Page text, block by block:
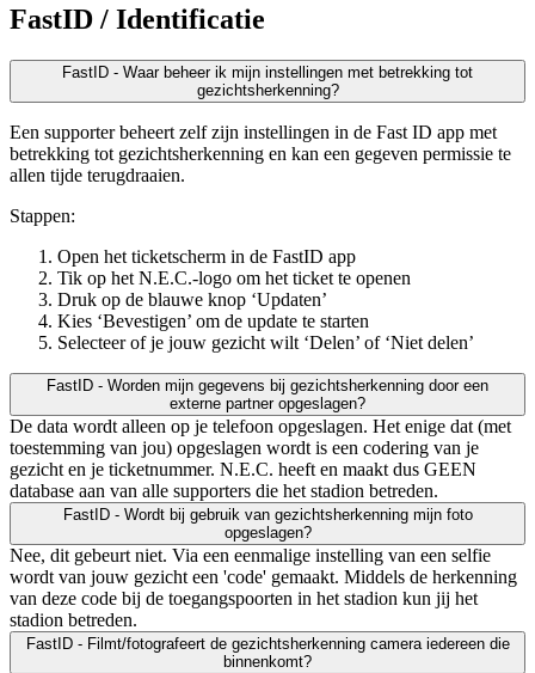
FastID / Identificatie
FastID - Waar beheer ik mijn instellingen met betrekking tot
gezichtsherkenning?
Een supporter beheert zelf zijn instellingen in de Fast ID app met
betrekking tot gezichtsherkenning en kan een gegeven permissie te
allen tijde terugdraaien.
Stappen:
Open het ticketscherm in de FastID app
Tik op het N.E.C.-logo om het ticket te openen
Druk op de blauwe knop ‘Updaten’
Kies ‘Bevestigen’ om de update te starten
Selecteer of je jouw gezicht wilt ‘Delen’ of ‘Niet delen’
FastID - Worden mijn gegevens bij gezichtsherkenning door een
externe partner opgeslagen?
De data wordt alleen op je telefoon opgeslagen. Het enige dat (met
toestemming van jou) opgeslagen wordt is een codering van je
gezicht en je ticketnummer. N.E.C. heeft en maakt dus GEEN
database aan van alle supporters die het stadion betreden.
FastID - Wordt bij gebruik van gezichtsherkenning mijn foto
opgeslagen?
Nee, dit gebeurt niet. Via een eenmalige instelling van een selfie
wordt van jouw gezicht een 'code' gemaakt. Middels de herkenning
van deze code bij de toegangspoorten in het stadion kun jij het
stadion betreden.
FastID - Filmt/fotografeert de gezichtsherkenning camera iedereen die
binnenkomt?